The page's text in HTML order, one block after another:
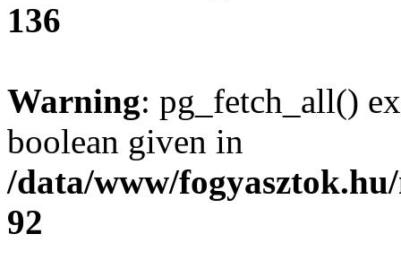
136
Warning: pg_fetch_all()
boolean given in
/data/www/
92